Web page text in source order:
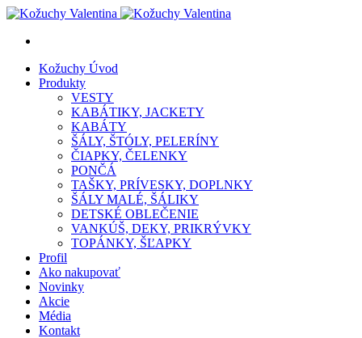
Kožuchy Úvod
Produkty
VESTY
KABÁTIKY, JACKETY
KABÁTY
ŠÁLY, ŠTÓLY, PELERÍNY
ČIAPKY, ČELENKY
PONČÁ
TAŠKY, PRÍVESKY, DOPLNKY
ŠÁLY MALÉ, ŠÁLIKY
DETSKÉ OBLEČENIE
VANKÚŠ, DEKY, PRIKRÝVKY
TOPÁNKY, ŠĽAPKY
Profil
Ako nakupovať
Novinky
Akcie
Média
Kontakt